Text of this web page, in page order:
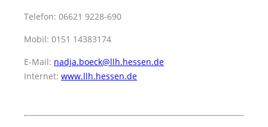
Telefon: 06621 9228-690
Mobil: 0151 14383174
E-Mail: nadja.boeck@llh.hessen.de
Internet: www.llh.hessen.de